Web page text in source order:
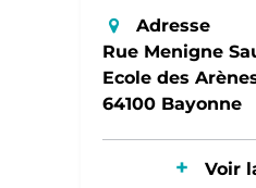
Adresse
Rue Menigne
Ecole des
64100 Bayonne
Voir